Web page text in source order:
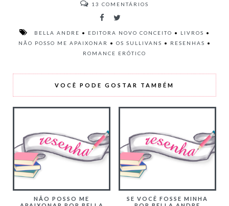
13 COMENTÁRIOS
BELLA ANDRE • EDITORA NOVO CONCEITO • LIVROS •
NÃO POSSO ME APAIXONAR
• OS SULLIVANS • RESENHAS •
ROMANCE ERÓTICO
VOCÊ PODE GOSTAR TAMBÉM
NÃO POSSO ME
SE VOCÊ FOSSE MINHA